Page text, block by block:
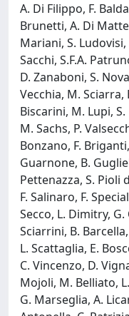
A. Di Filippo, F.
Brunetti, A. Di
Mariani, S. Ludovisi,
Sacchi, S.F.A.
D. Zanaboni, S.
Vecchia, M. Sciarra,
Biscarini, M. Lupi,
M. Sachs, P.
Bonzano, F.
Guarnone, B.
Pettenazza, S. Pioli
F. Salinaro, F.
Secco, L. Dimitry,
Sciarrini, B.
L. Scattaglia, E.
C. Vincenzo, D.
Mojoli, M. Belliato,
G. Marseglia, A.